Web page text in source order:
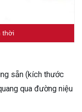
thời
sẵn (kích thước
qua đường niệu